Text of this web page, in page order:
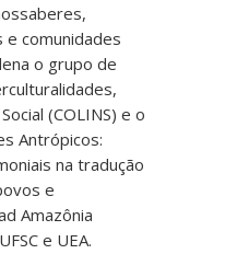
comunidades
o grupo de
(COLINS) e o
Antrópicos:
na tradução
e
Amazônia
e UEA.